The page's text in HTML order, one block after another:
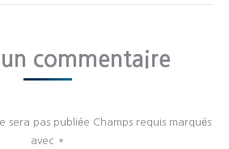
un commentaire
sera pas publiée Champs requis marqués
avec *